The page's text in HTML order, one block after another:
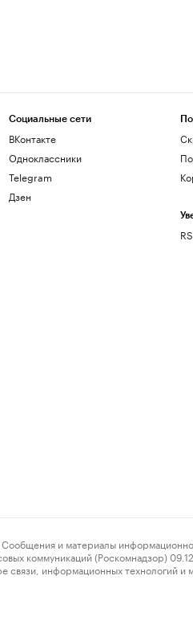
Социальные сети
ВКонтакте
Одноклассники
Telegram
Дзен
и материалы информационного
коммуникаций (Роскомнадзор)
информационных